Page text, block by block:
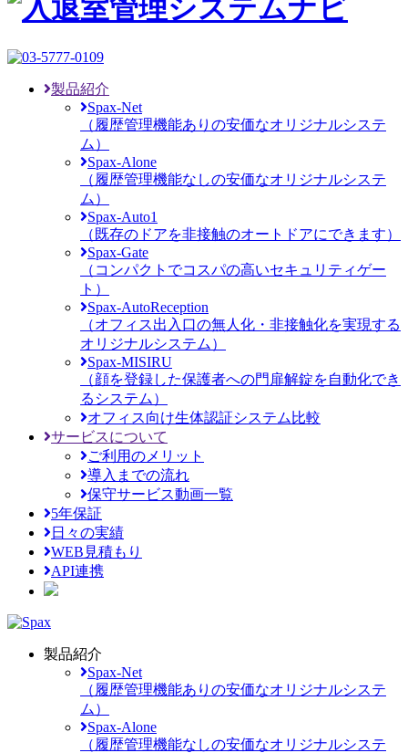
製品紹介
Spax-Net
（履歴管理機能ありの安価なオリジナルシステ
ム）
Spax-Alone
（履歴管理機能なしの安価なオリジナルシステ
ム）
Spax-Auto1
（既存のドアを非接触のオートドアにできます）
Spax-Gate
（コンパクトでコスパの高いセキュリティゲー
ト）
Spax-AutoReception
（オフィス出入口の無人化・非接触化を実現する
オリジナルシステム）
Spax-MISIRU
（顔を登録した保護者への門扉解錠を自動化でき
るシステム）
オフィス向け生体認証システム比較
サービスについて
ご利用のメリット
導入までの流れ
保守サービス動画一覧
5年保証
日々の実績
WEB見積もり
API連携
製品紹介
Spax-Net
（履歴管理機能ありの安価なオリジナルシステ
ム）
Spax-Alone
（履歴管理機能なしの安価なオリジナルシステ